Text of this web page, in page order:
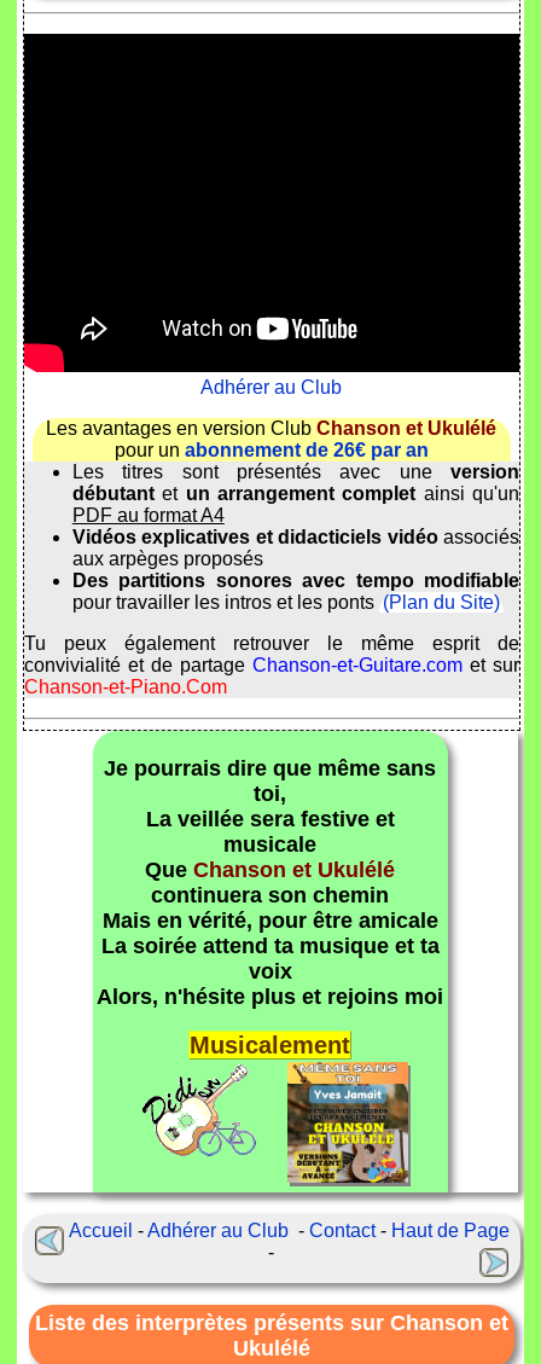
Adhérer au Club
Les avantages en version ClubChanson et Ukulélé
pour un abonnement de 26€ par an
Les titres sont présentés avec uneversion
débutantet un arrangement complet ainsi qu'un
PDF au format A4
Vidéos explicatives et didacticiels vidéoassociés
aux arpèges proposés
Des partitions sonores avec tempo modifiable
pour travailler les intros et les ponts (Plan du Site)
Tu peux également retrouver le même esprit de
convivialité et de partageChanson-et-Guitare.com et sur
Chanson-et-Piano.Com
Je pourrais dire que même sans
toi,
La veillée sera festive et
musicale
QueChanson et Ukulélé
continuera son chemin
Mais en vérité, pour être amicale
La soirée attend ta musique et ta
voix
Alors, n'hésite plus et rejoins moi
Musicalement
Accueil -Adhérer au Club- Contact- Haut de Page
-
Liste des interprètes présents sur Chanson et
Ukulélé